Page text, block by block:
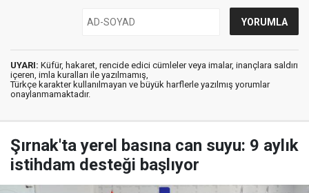
UYARI: Küfür, hakaret, rencide edici cümleler veya imalar, inançlara saldırı
içeren, imla kuralları ile yazılmamış,
Türkçe karakter kullanılmayan ve büyük harflerle yazılmış yorumlar
onaylanmamaktadır.
Şırnak'ta yerel basına can suyu: 9 aylık
istihdam desteği başlıyor